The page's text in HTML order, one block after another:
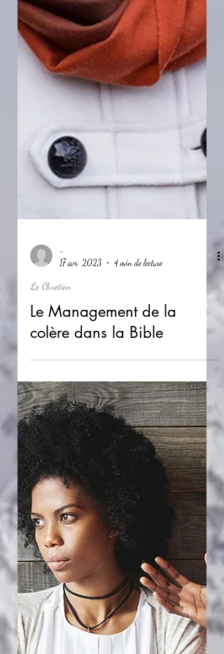
-
Le Chretien
Le Management de la
colère dans la Bible